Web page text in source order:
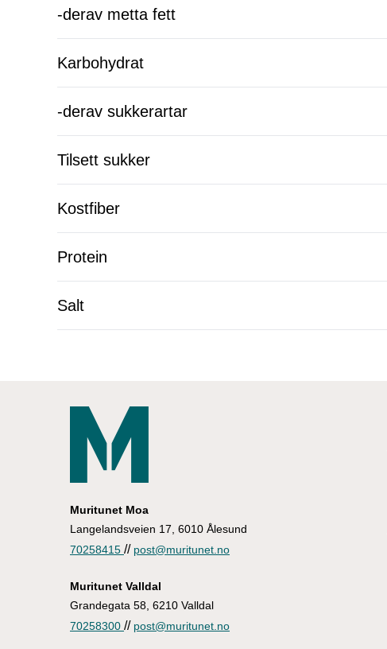
-derav metta fett
Karbohydrat
-derav sukkerartar
Tilsett sukker
Kostfiber
Protein
Salt
Muritunet Moa
Langelandsveien 17, 6010 Ålesund
70258415 // post@muritunet.no
Muritunet Valldal
Grandegata 58, 6210 Valldal
70258300 // post@muritunet.no